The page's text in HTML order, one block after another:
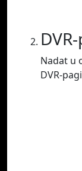
Nadat u
DVR-